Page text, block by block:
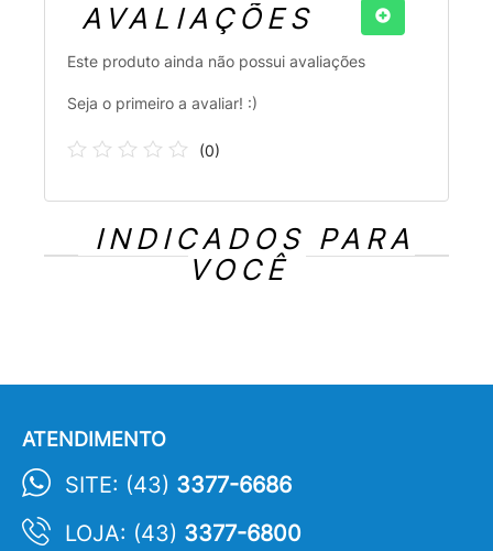
AVALIAÇÕES
Este produto ainda não possui avaliações
Seja o primeiro a avaliar! :)
(0)
INDICADOS PARA
VOCÊ
ATENDIMENTO
SITE: (43) 3377-6686
LOJA: (43) 3377-6800